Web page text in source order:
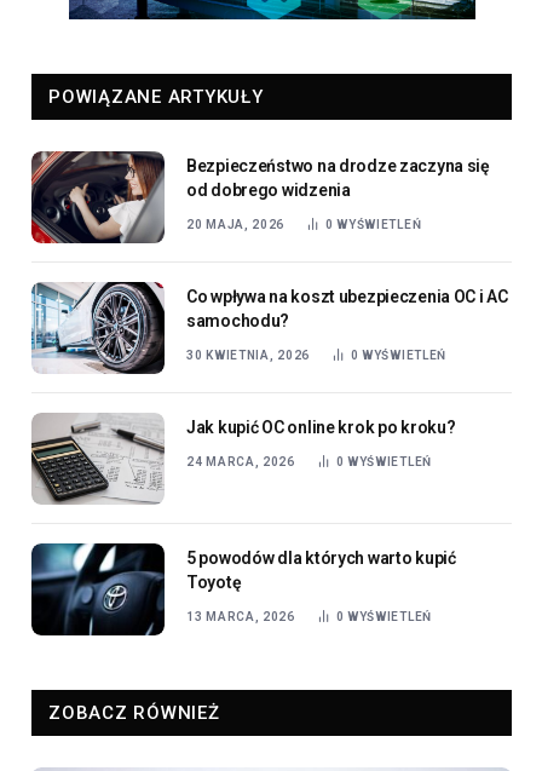
POWIĄZANE ARTYKUŁY
Bezpieczeństwo na drodze zaczyna się
od dobrego widzenia
20 MAJA, 2026 0 WYŚWIETLEŃ
Co wpływa na koszt ubezpieczenia OC i AC
samochodu?
30 KWIETNIA, 2026 0 WYŚWIETLEŃ
Jak kupić OC online krok po kroku?
24 MARCA, 2026 0 WYŚWIETLEŃ
5 powodów dla których warto kupić
Toyotę
13 MARCA, 2026 0 WYŚWIETLEŃ
ZOBACZ RÓWNIEŻ